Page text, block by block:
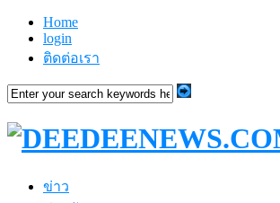
Home
login
ติดต่อเรา
ข่าว